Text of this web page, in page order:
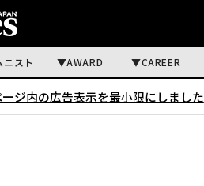
ニスト AWARD CAREER
ジ内の広告表示を最小限にしました